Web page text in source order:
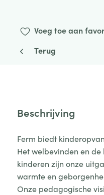
Voeg toe aan
Terug
Beschrijving
Ferm biedt
Het welbevinden en
kinderen zijn onze
warmte en
Onze pedagogische